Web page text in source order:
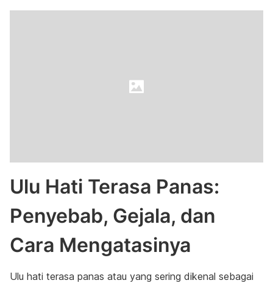
Ulu Hati Terasa Panas:
Penyebab, Gejala, dan
Cara Mengatasinya
Ulu hati terasa panas atau yang sering dikenal sebagai